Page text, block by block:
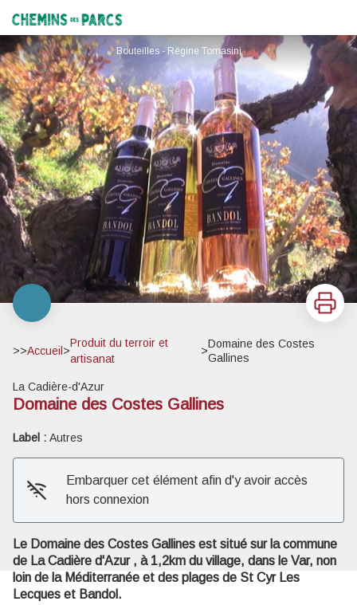
Chemins des Parcs
Bouteilles - Régine Tomasini
Imprimer
>>Accueil >
Produit du terroir et
artisanat
>
Domaine des Costes
Gallines
La Cadière-d'Azur
Domaine des Costes Gallines
Label : Autres
Embarquer cet élément afin d'y avoir accès
hors connexion
Le Domaine des Costes Gallines est situé sur la commune
de La Cadière d'Azur , à 1,2km du village, dans le Var, non
loin de la Méditerranée et des plages de St Cyr Les
Lecques et Bandol.